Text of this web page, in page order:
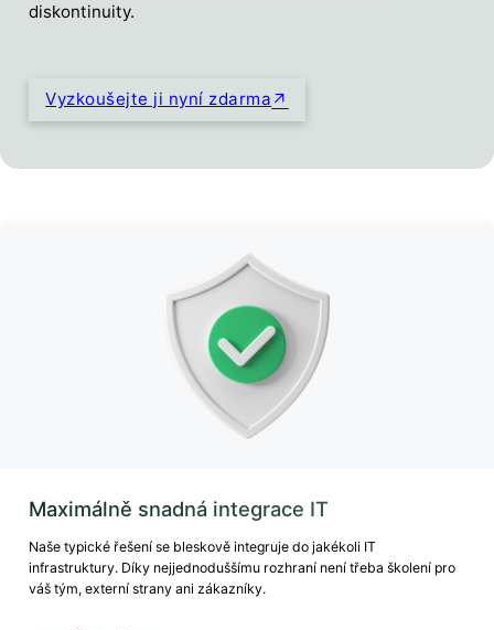
diskontinuity.
Vyzkoušejte ji nyní zdarma
Maximálně snadná integrace IT
Naše typické řešení se bleskově integruje do jakékoli IT
infrastruktury. Díky nejjednoduššímu rozhraní není třeba školení pro
váš tým, externí strany ani zákazníky.